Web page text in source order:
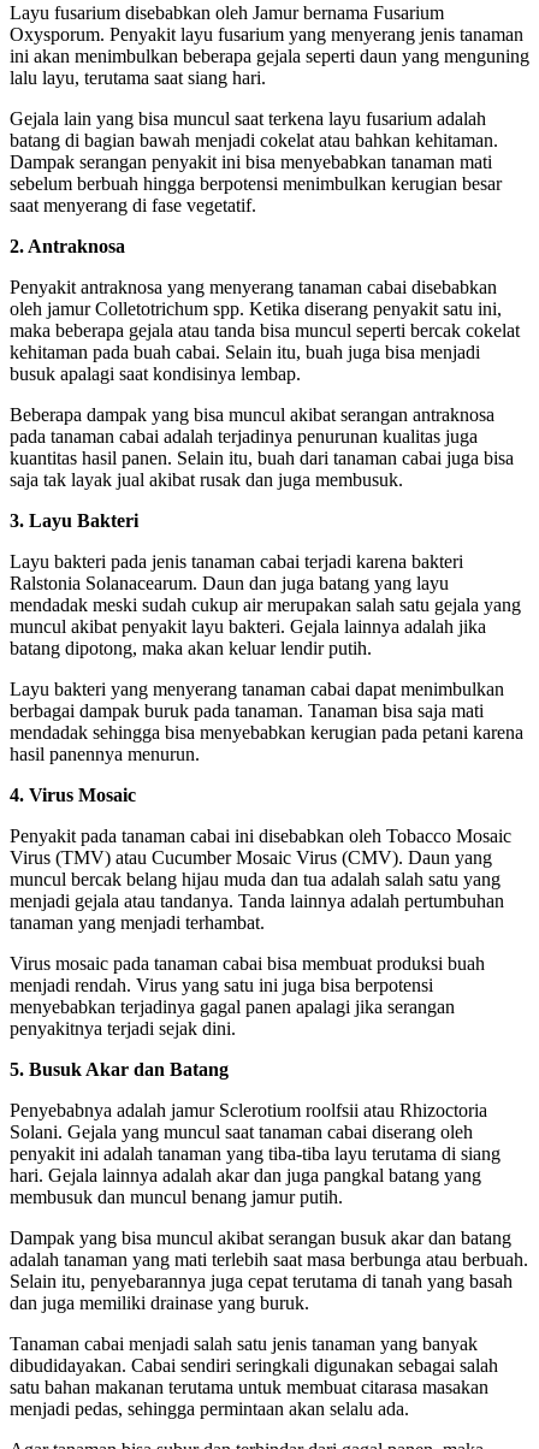
Layu fusarium disebabkan oleh Jamur bernama Fusarium
Oxysporum. Penyakit layu fusarium yang menyerang jenis tanaman
ini akan menimbulkan beberapa gejala seperti daun yang menguning
lalu layu, terutama saat siang hari.
Gejala lain yang bisa muncul saat terkena layu fusarium adalah
batang di bagian bawah menjadi cokelat atau bahkan kehitaman.
Dampak serangan penyakit ini bisa menyebabkan tanaman mati
sebelum berbuah hingga berpotensi menimbulkan kerugian besar
saat menyerang di fase vegetatif.
2. Antraknosa
Penyakit antraknosa yang menyerang tanaman cabai disebabkan
oleh jamur Colletotrichum spp. Ketika diserang penyakit satu ini,
maka beberapa gejala atau tanda bisa muncul seperti bercak cokelat
kehitaman pada buah cabai. Selain itu, buah juga bisa menjadi
busuk apalagi saat kondisinya lembap.
Beberapa dampak yang bisa muncul akibat serangan antraknosa
pada tanaman cabai adalah terjadinya penurunan kualitas juga
kuantitas hasil panen. Selain itu, buah dari tanaman cabai juga bisa
saja tak layak jual akibat rusak dan juga membusuk.
3. Layu Bakteri
Layu bakteri pada jenis tanaman cabai terjadi karena bakteri
Ralstonia Solanacearum. Daun dan juga batang yang layu
mendadak meski sudah cukup air merupakan salah satu gejala yang
muncul akibat penyakit layu bakteri. Gejala lainnya adalah jika
batang dipotong, maka akan keluar lendir putih.
Layu bakteri yang menyerang tanaman cabai dapat menimbulkan
berbagai dampak buruk pada tanaman. Tanaman bisa saja mati
mendadak sehingga bisa menyebabkan kerugian pada petani karena
hasil panennya menurun.
4. Virus Mosaic
Penyakit pada tanaman cabai ini disebabkan oleh Tobacco Mosaic
Virus (TMV) atau Cucumber Mosaic Virus (CMV). Daun yang
muncul bercak belang hijau muda dan tua adalah salah satu yang
menjadi gejala atau tandanya. Tanda lainnya adalah pertumbuhan
tanaman yang menjadi terhambat.
Virus mosaic pada tanaman cabai bisa membuat produksi buah
menjadi rendah. Virus yang satu ini juga bisa berpotensi
menyebabkan terjadinya gagal panen apalagi jika serangan
penyakitnya terjadi sejak dini.
5. Busuk Akar dan Batang
Penyebabnya adalah jamur Sclerotium roolfsii atau Rhizoctoria
Solani. Gejala yang muncul saat tanaman cabai diserang oleh
penyakit ini adalah tanaman yang tiba-tiba layu terutama di siang
hari. Gejala lainnya adalah akar dan juga pangkal batang yang
membusuk dan muncul benang jamur putih.
Dampak yang bisa muncul akibat serangan busuk akar dan batang
adalah tanaman yang mati terlebih saat masa berbunga atau berbuah.
Selain itu, penyebarannya juga cepat terutama di tanah yang basah
dan juga memiliki drainase yang buruk.
Tanaman cabai menjadi salah satu jenis tanaman yang banyak
dibudidayakan. Cabai sendiri seringkali digunakan sebagai salah
satu bahan makanan terutama untuk membuat citarasa masakan
menjadi pedas, sehingga permintaan akan selalu ada.